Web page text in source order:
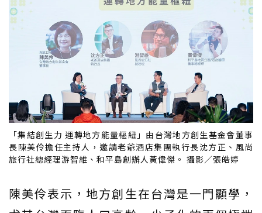
「集結創生力 運轉地方能量樞紐」由台灣地方創生基金會董事
長陳美伶擔任主持人，邀請老爺酒店集團執行長沈方正、風尚
旅行社總經理游智維、和平島創辦人黃偉傑。 攝影／張皓婷
陳美伶表示，地方創生在台灣是一門顯學，